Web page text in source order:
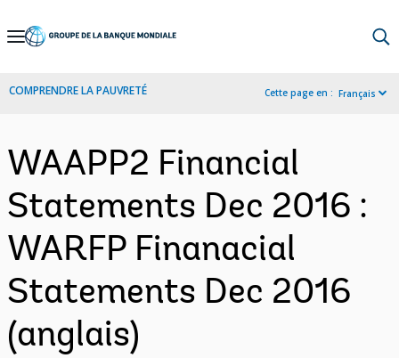
Skip
Navigation
COMPRENDRE LA PAUVRETÉ Cette page en : Français
WAAPP2 Financial
Statements Dec 2016 :
WARFP Finanacial
Statements Dec 2016
(anglais)